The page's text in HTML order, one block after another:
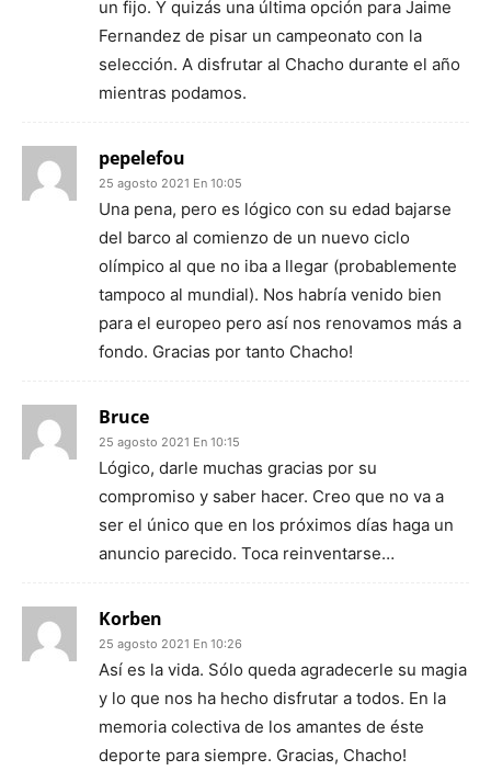
un fijo. Y quizás una última opción para Jaime
Fernandez de pisar un campeonato con la
selección. A disfrutar al Chacho durante el año
mientras podamos.
pepelefou
25 agosto 2021 En 10:05
Una pena, pero es lógico con su edad bajarse
del barco al comienzo de un nuevo ciclo
olímpico al que no iba a llegar (probablemente
tampoco al mundial). Nos habría venido bien
para el europeo pero así nos renovamos más a
fondo. Gracias por tanto Chacho!
Bruce
25 agosto 2021 En 10:15
Lógico, darle muchas gracias por su
compromiso y saber hacer. Creo que no va a
ser el único que en los próximos días haga un
anuncio parecido. Toca reinventarse…
Korben
25 agosto 2021 En 10:26
Así es la vida. Sólo queda agradecerle su magia
y lo que nos ha hecho disfrutar a todos. En la
memoria colectiva de los amantes de éste
deporte para siempre. Gracias, Chacho!